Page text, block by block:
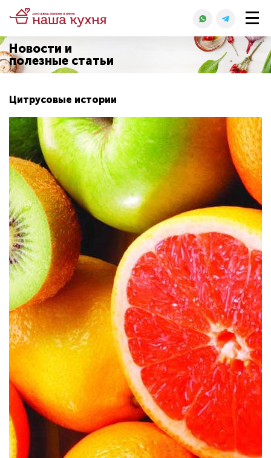
Новости и
полезные статьи
Цитрусовые истории